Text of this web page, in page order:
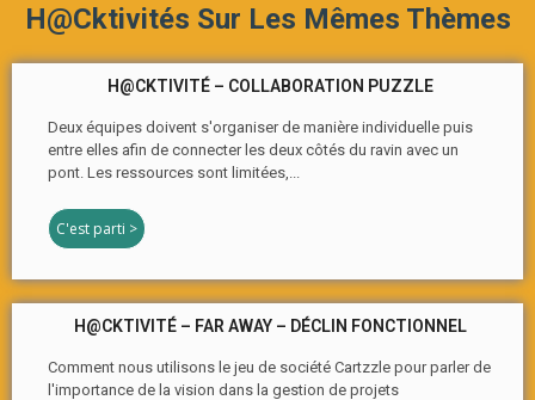
H@cktivités Sur Les Mêmes Thèmes
H@CKTIVITÉ – COLLABORATION PUZZLE
Deux équipes doivent s'organiser de manière individuelle puis
entre elles afin de connecter les deux côtés du ravin avec un
pont. Les ressources sont limitées,...
C'est parti >
H@CKTIVITÉ – FAR AWAY – DÉCLIN FONCTIONNEL
Comment nous utilisons le jeu de société Cartzzle pour parler de
l'importance de la vision dans la gestion de projets